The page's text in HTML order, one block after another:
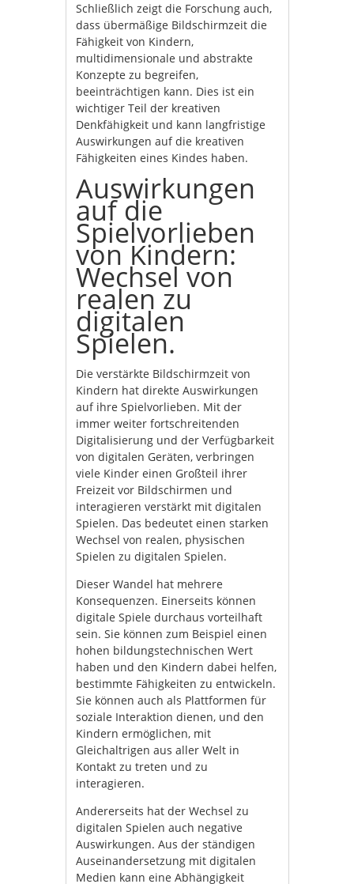
Schließlich zeigt die Forschung auch,
dass übermäßige Bildschirmzeit die
Fähigkeit von Kindern,
multidimensionale und abstrakte
Konzepte zu begreifen,
beeinträchtigen kann. Dies ist ein
wichtiger Teil der kreativen
Denkfähigkeit und kann langfristige
Auswirkungen auf die kreativen
Fähigkeiten eines Kindes haben.
Auswirkungen
auf die
Spielvorlieben
von Kindern:
Wechsel von
realen zu
digitalen
Spielen.
Die verstärkte Bildschirmzeit von
Kindern hat direkte Auswirkungen
auf ihre Spielvorlieben. Mit der
immer weiter fortschreitenden
Digitalisierung und der Verfügbarkeit
von digitalen Geräten, verbringen
viele Kinder einen Großteil ihrer
Freizeit vor Bildschirmen und
interagieren verstärkt mit digitalen
Spielen. Das bedeutet einen starken
Wechsel von realen, physischen
Spielen zu digitalen Spielen.
Dieser Wandel hat mehrere
Konsequenzen. Einerseits können
digitale Spiele durchaus vorteilhaft
sein. Sie können zum Beispiel einen
hohen bildungstechnischen Wert
haben und den Kindern dabei helfen,
bestimmte Fähigkeiten zu entwickeln.
Sie können auch als Plattformen für
soziale Interaktion dienen, und den
Kindern ermöglichen, mit
Gleichaltrigen aus aller Welt in
Kontakt zu treten und zu
interagieren.
Andererseits hat der Wechsel zu
digitalen Spielen auch negative
Auswirkungen. Aus der ständigen
Auseinandersetzung mit digitalen
Medien kann eine Abhängigkeit